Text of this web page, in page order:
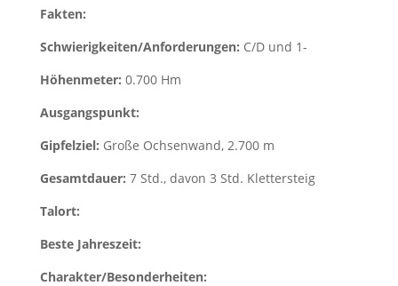
Fakten:
Schwierigkeiten/Anforderungen: C/D und 1-
Höhenmeter: 0.700 Hm
Ausgangspunkt:
Gipfelziel: Große Ochsenwand, 2.700 m
Gesamtdauer: 7 Std., davon 3 Std. Klettersteig
Talort:
Beste Jahreszeit:
Charakter/Besonderheiten: